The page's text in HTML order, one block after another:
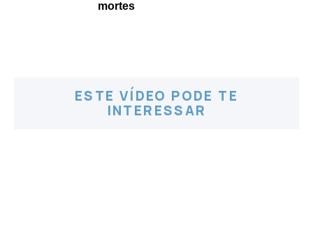
mortes
ESTE VÍDEO PODE TE
INTERESSAR